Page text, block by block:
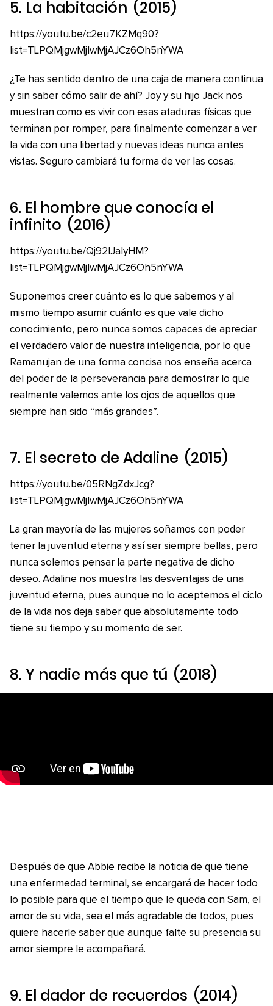
5. La habitación (2015)
https://youtu.be/c2eu7KZMq90?
list=TLPQMjgwMjIwMjAJCz6Oh5nYWA
¿Te has sentido dentro de una caja de manera continua
y sin saber cómo salir de ahí? Joy y su hijo Jack nos
muestran como es vivir con esas ataduras físicas que
terminan por romper, para finalmente comenzar a ver
la vida con una libertad y nuevas ideas nunca antes
vistas. Seguro cambiará tu forma de ver las cosas.
6. El hombre que conocía el
infinito (2016)
https://youtu.be/Qj92IJaIyHM?
list=TLPQMjgwMjIwMjAJCz6Oh5nYWA
Suponemos creer cuánto es lo que sabemos y al
mismo tiempo asumir cuánto es que vale dicho
conocimiento, pero nunca somos capaces de apreciar
el verdadero valor de nuestra inteligencia, por lo que
Ramanujan de una forma concisa nos enseña acerca
del poder de la perseverancia para demostrar lo que
realmente valemos ante los ojos de aquellos que
siempre han sido “más grandes”.
7. El secreto de Adaline (2015)
https://youtu.be/05RNgZdxJcg?
list=TLPQMjgwMjIwMjAJCz6Oh5nYWA
La gran mayoría de las mujeres soñamos con poder
tener la juventud eterna y así ser siempre bellas, pero
nunca solemos pensar la parte negativa de dicho
deseo. Adaline nos muestra las desventajas de una
juventud eterna, pues aunque no lo aceptemos el ciclo
de la vida nos deja saber que absolutamente todo
tiene su tiempo y su momento de ser.
8. Y nadie más que tú (2018)
Después de que Abbie recibe la noticia de que tiene
una enfermedad terminal, se encargará de hacer todo
lo posible para que el tiempo que le queda con Sam, el
amor de su vida, sea el más agradable de todos, pues
quiere hacerle saber que aunque falte su presencia su
amor siempre le acompañará.
9. El dador de recuerdos (2014)